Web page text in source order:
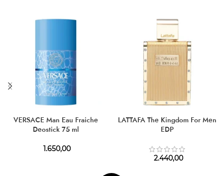
VERSACE Man Eau Fraiche
Deostick 75 ml
1.650,00
LATTAFA The Kingdom For Men
EDP
2.440,00